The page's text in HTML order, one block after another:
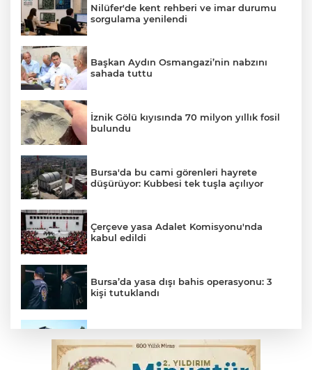
Nilüfer'de kent rehberi ve imar durumu
sorgulama yenilendi
Başkan Aydın Osmangazi’nin nabzını
sahada tuttu
İznik Gölü kıyısında 70 milyon yıllık fosil
bulundu
Bursa'da bu cami görenleri hayrete
düşürüyor: Kubbesi tek tuşla açılıyor
Çerçeve yasa Adalet Komisyonu'nda
kabul edildi
Bursa’da yasa dışı bahis operasyonu: 3
kişi tutuklandı
yeniliyor